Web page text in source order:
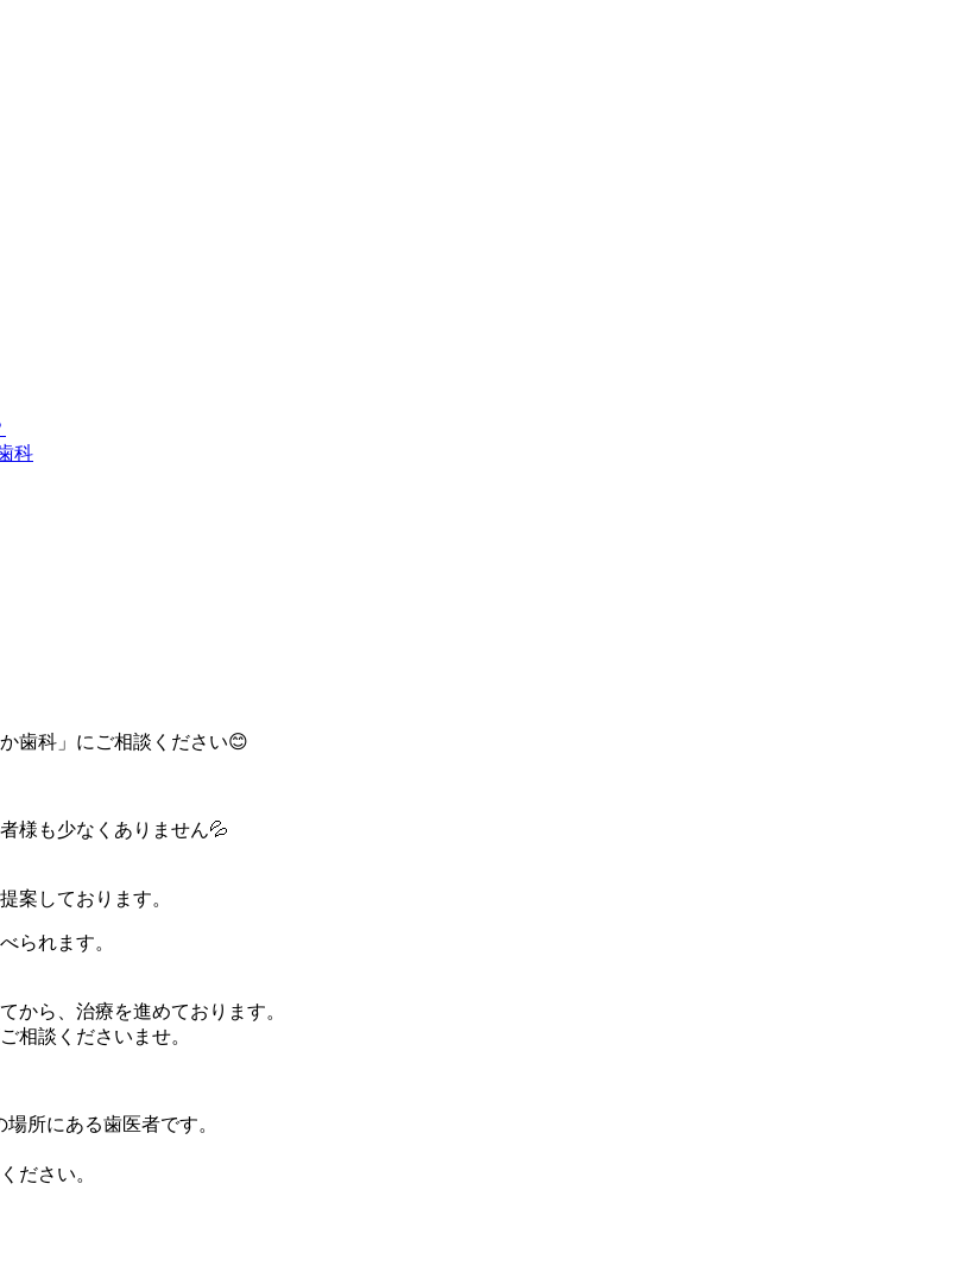
歯科」にご相談ください😊
様も少なくありません💦
案しております。
られます。
から、治療を進めております。
相談くださいませ。
所にある歯医者です。
ださい。